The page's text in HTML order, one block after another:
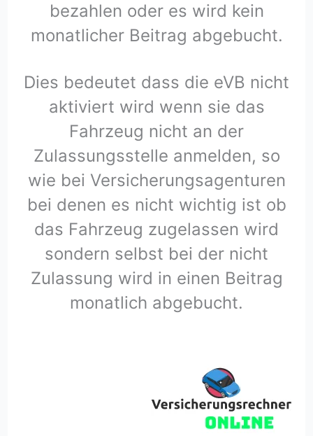
bezahlen oder es wird kein
monatlicher Beitrag abgebucht.
Dies bedeutet dass die eVB nicht
aktiviert wird wenn sie das
Fahrzeug nicht an der
Zulassungsstelle anmelden, so
wie bei Versicherungsagenturen
bei denen es nicht wichtig ist ob
das Fahrzeug zugelassen wird
sondern selbst bei der nicht
Zulassung wird in einen Beitrag
monatlich abgebucht.